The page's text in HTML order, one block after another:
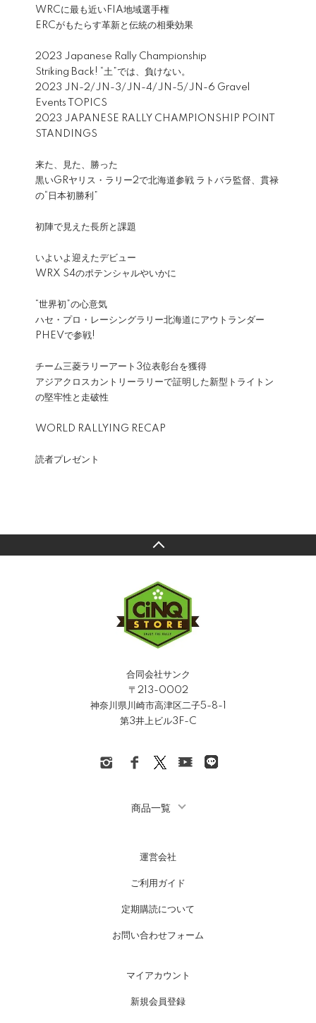
WRCに最も近いFIA地域選手権
ERCがもたらす革新と伝統の相乗効果
2023 Japanese Rally Championship
Striking Back! “土”では、負けない。
2023 JN-2/JN-3/JN-4/JN-5/JN-6 Gravel
Events TOPICS
2023 JAPANESE RALLY CHAMPIONSHIP POINT
STANDINGS
来た、見た、勝った
黒いGRヤリス・ラリー2で北海道参戦 ラトバラ監督、貫禄
の“日本初勝利”
初陣で見えた長所と課題
いよいよ迎えたデビュー
WRX S4のポテンシャルやいかに
“世界初”の心意気
ハセ・プロ・レーシングラリー北海道にアウトランダー
PHEVで参戦!
チーム三菱ラリーアート3位表彰台を獲得
アジアクロスカントリーラリーで証明した新型トライトン
の堅牢性と走破性
WORLD RALLYING RECAP
読者プレゼント
合同会社サンク
〒213-0002
神奈川県川崎市高津区二子5-8-1
第3井上ビル3F-C
商品一覧
運営会社
ご利用ガイド
定期購読について
お問い合わせフォーム
マイアカウント
新規会員登録